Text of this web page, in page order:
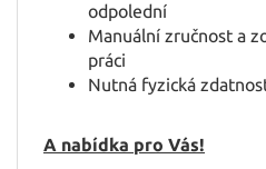
CS
odpolední
Manuální zručnost a
práci
Nutná fyzická
A nabídka pro Vás!